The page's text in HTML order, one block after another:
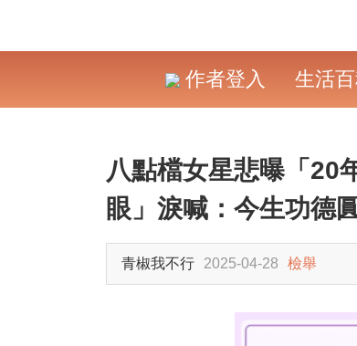
作者登入 生活
八點檔女星悲曝「20
眼」淚喊：今生功德
青椒我不行 2025-04-28 檢舉